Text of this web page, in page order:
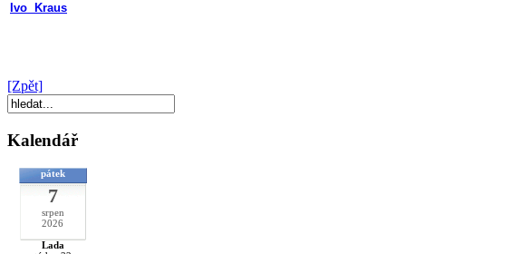
Ivo Kraus
[Zpět]
Kalendář
pátek
7
srpen
2026
Lada